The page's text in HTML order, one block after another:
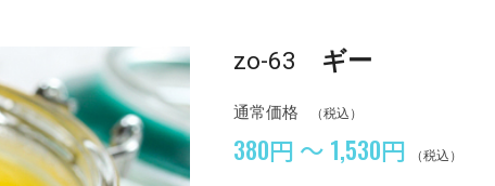
zo-63 ギー
通常価格 （税込）
380円 ～ 1,530円 （税込）